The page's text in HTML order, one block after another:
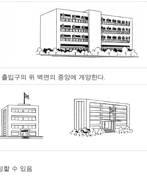
입구의 위 벽면의 중앙에 게양한다.
할 수 있음